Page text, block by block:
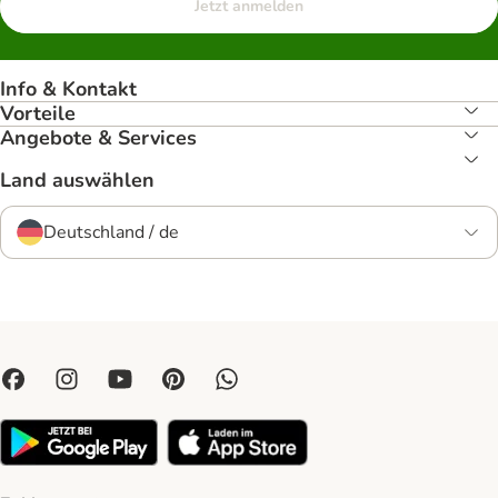
Jetzt anmelden
Info & Kontakt
Vorteile
Angebote & Services
Land auswählen
Deutschland / de